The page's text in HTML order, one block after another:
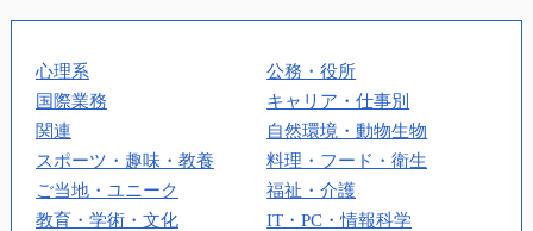
心理系
公務・役所
国際業務
キャリア・仕事別
関連
自然環境・動物生物
スポーツ・趣味・教養
料理・フード・衛生
ご当地・ユニーク
福祉・介護
教育・学術・文化
IT・PC・情報科学